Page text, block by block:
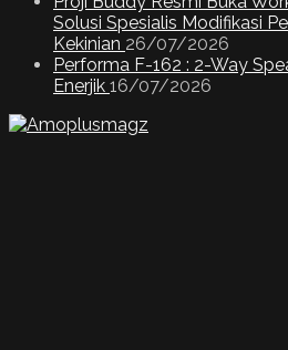
Solusi Spesialis Modifikasi
Kekinian 26/07/2026
Performa F-162 : 2-Way
Enerjik 16/07/2026